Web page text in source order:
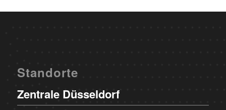
Standorte
Zentrale Düsseldorf